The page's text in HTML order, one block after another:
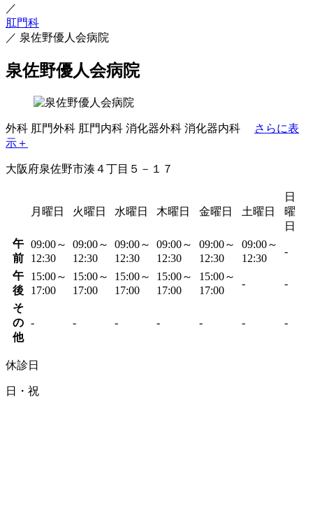
／
肛門科
／ 泉佐野優人会病院
泉佐野優人会病院
外科 肛門外科 肛門内科 消化器外科 消化器内科
さらに表
示＋
大阪府泉佐野市湊４丁目５－１７
月曜日 火曜日 水曜日 木曜日 金曜日 土曜日
日
曜
日
午
前
09:00～
12:30
09:00～
12:30
09:00～
12:30
09:00～
12:30
09:00～
12:30
09:00～
12:30
-
午
後
15:00～
17:00
15:00～
17:00
15:00～
17:00
15:00～
17:00
15:00～
17:00
- -
そ
の
他
- - - - - - -
休診日
日・祝